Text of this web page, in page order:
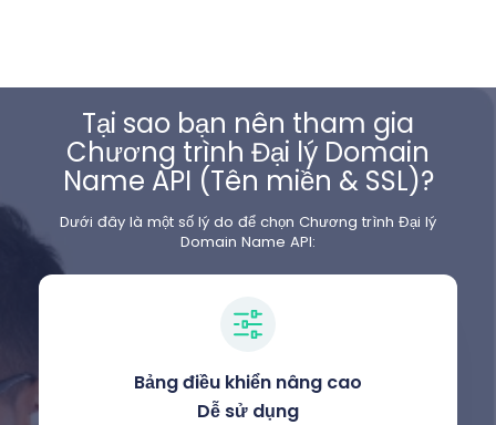
Tại sao bạn nên tham gia
Chương trình Đại lý Domain
Name API (Tên miền & SSL)?
Dưới đây là một số lý do để chọn Chương trình Đại lý
Domain Name API:
Bảng điều khiển nâng cao
Dễ sử dụng